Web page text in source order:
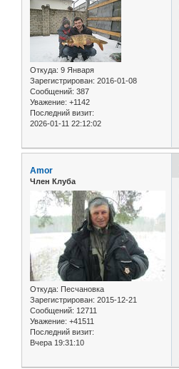
Откуда: 9 Января
Зарегистрирован: 2016-01-08
Сообщений: 387
Уважение: +1142
Последний визит:
2026-01-11 22:12:02
Amor
Член Клуба
Откуда: Песчановка
Зарегистрирован: 2015-12-21
Сообщений: 12711
Уважение: +41511
Последний визит:
Вчера 19:31:10